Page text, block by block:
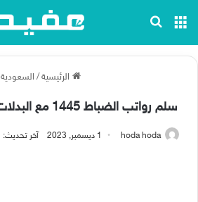
القائمة
الرئيسية/ السعودية
سلم رواتب الضباط 1445 مع البدلات والعلاوات السنوية
hoda hoda 1 ديسمبر, 2023 آخر تحديث: 1 ديسمبر, 2023